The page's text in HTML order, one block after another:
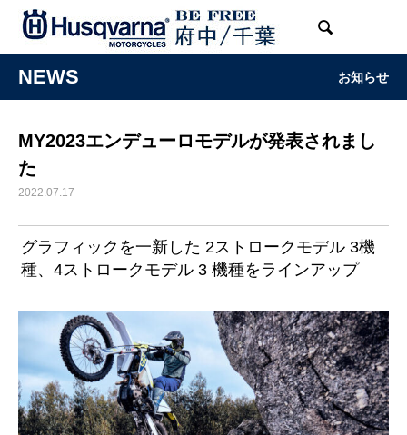

NEWS お知らせ
MY2023エンデューロモデルが発表されまし
た
2022.07.17
グラフィックを一新した 2ストロークモデル 3機
種、4ストロークモデル 3 機種をラインアップ